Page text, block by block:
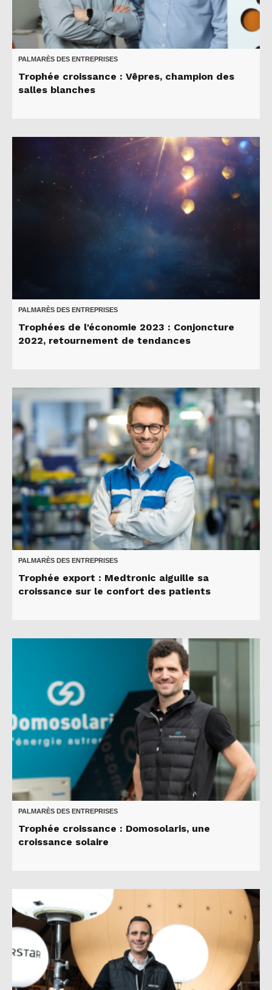
PALMARÈS DES ENTREPRISES
Trophée croissance : Vêpres, champion des
salles blanches
PALMARÈS DES ENTREPRISES
Trophées de l'économie 2023 : Conjoncture
2022, retournement de tendances
PALMARÈS DES ENTREPRISES
Trophée export : Medtronic aiguille sa
croissance sur le confort des patients
PALMARÈS DES ENTREPRISES
Trophée croissance : Domosolaris, une
croissance solaire